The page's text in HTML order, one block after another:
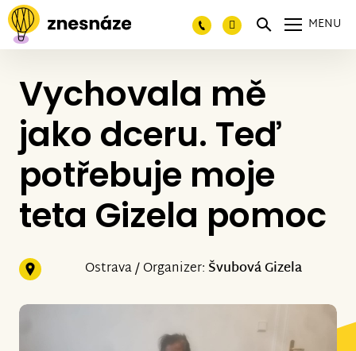
MENU
Vychovala mě
jako dceru. Teď
potřebuje moje
teta Gizela pomoc
Ostrava / Organizer: Švubová Gizela